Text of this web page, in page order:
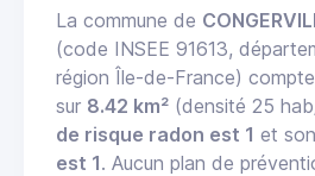
La commune de
(code INSEE 91613,
région Île-de-France) compte
sur 8.42 km² (densité 25
de risque radon est 1 et son
est 1. Aucun plan de